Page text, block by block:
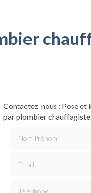
Contactez-nous : Pose et
par plombier